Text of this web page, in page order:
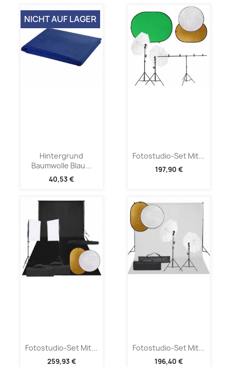
Hintergrund
Baumwolle Blau...
40,53 €
NICHT AUF LAGER
Fotostudio-Set Mit...
197,90 €
Fotostudio-Set Mit...
259,93 €
Fotostudio-Set Mit...
196,40 €